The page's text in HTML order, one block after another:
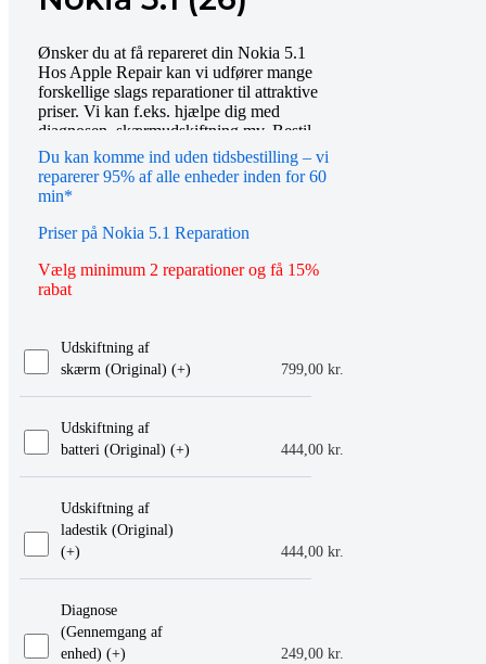
Ønsker du at få repareret din Nokia 5.1
Hos Apple Repair kan vi udfører mange
forskellige slags reparationer til attraktive
priser. Vi kan f.eks. hjælpe dig med
diagnosen, skærmudskiftning mv. Bestil
tid online eller mød op i vores butik, så
hjælper vi dig gerne videre. Du er også
altid velkommen til at kontakte os på
Du kan komme ind uden tidsbestilling – vi
reparerer 95% af alle enheder inden for 60
min*
Priser på Nokia 5.1 Reparation
Vælg minimum 2 reparationer og få 15%
rabat
Udskiftning af
skærm (Original) (+
799,00 kr.
)
Udskiftning af
batteri (Original) (+
444,00 kr.
)
Udskiftning af
ladestik (Original)
(+
444,00 kr.
)
Diagnose
(Gennemgang af
enhed) (+
249,00 kr.
)